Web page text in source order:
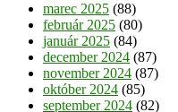
marec 2025 (88)
február 2025 (80)
január 2025 (84)
december 2024 (87)
november 2024 (87)
október 2024 (85)
september 2024 (82)